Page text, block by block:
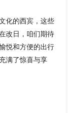
化的西宾，这些
改日，咱们期待
悦和方便的出行
满了惊喜与享